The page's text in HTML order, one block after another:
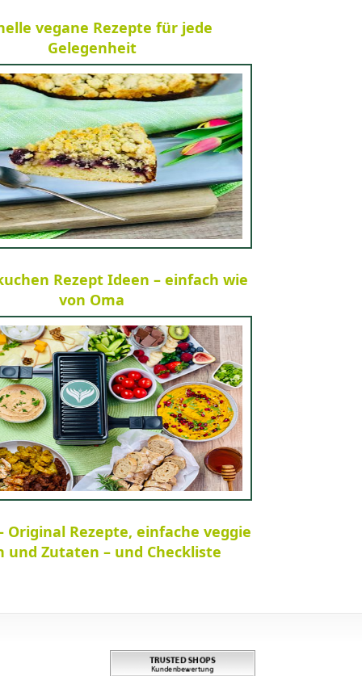
vegane Rezepte für jede
Gelegenheit
Rezept Ideen – einfach wie
von Oma
Original Rezepte, einfache veggie
und Zutaten – und Checkliste